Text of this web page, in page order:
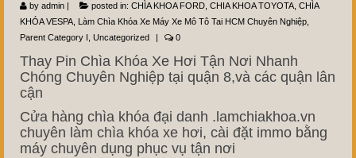
by admin | posted in: CHÌA KHOA FORD CHIA KHOA TOYOTA CHÌA
KHÓA VESPA Làm Chìa Khóa Xe Máy Xe Mô Tô Tai HCM Chuyên Nghiệp
Parent Category I Uncategorized | 0
Thay Pin Chìa Khóa Xe Hơi Tận Nơi Nhanh
Chóng Chuyên Nghiệp tại quận 8,và các quận lân
cận
Cửa hàng chìa khóa đại danh .lamchiakhoa.vn
chuyên làm chìa khóa xe hơi, cài đặt immo bằng
máy chuyên dụng phục vụ tận nơi